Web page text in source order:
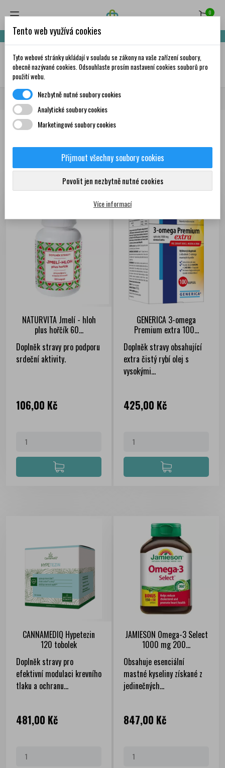
0
Nakupte za 999,- Kč a získáte dopravu zdarma!
✦AI
Domů Doplňky stravy a vitamíny Srdce, oběhový systém
Produkty
Seřadit podle: První nové produkty
Zobrazení 1-12 z 28
položek
NATURVITA Jmelí - hloh
plus hořčík 60...
Doplněk stravy pro podporu
srdeční aktivity.
Cena
106,00 Kč
GENERICA 3-omega
Premium extra 100...
Doplněk stravy obsahující
extra čistý rybí olej s
vysokými...
Cena
425,00 Kč
CANNAMEDIQ Hypetezin
120 tobolek
Doplněk stravy pro
efektivní modulaci krevního
tlaku a ochranu...
Cena
481,00 Kč
JAMIESON Omega-3 Select
1000 mg 200...
Obsahuje esenciální
mastné kyseliny získané z
jedinečných...
Cena
847,00 Kč
Tento web využívá cookies
Tyto webové stránky ukládají v souladu se zákony na vaše zařízení soubory,
obecně nazývané cookies. Odsouhlaste prosím nastavení cookies souborů pro
použití webu.
Nezbytně nutné soubory cookies
Analytické soubory cookies
Marketingové soubory cookies
Přijmout všechny soubory cookies
Povolit jen nezbytně nutné cookies
Více informací